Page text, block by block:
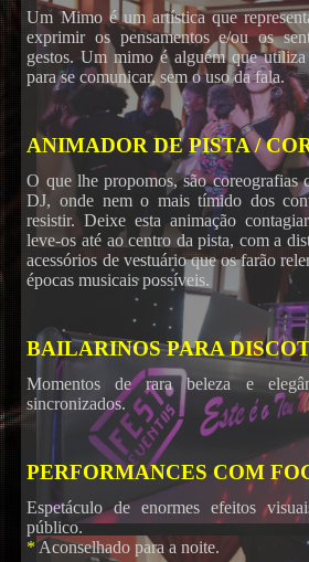
Um Mimo é um artística que
exprimir os pensamentos e/ou os
gestos. Um mimo é alguém que
para se comunicar, sem o uso da fala.
ANIMADOR DE PISTA /
O que lhe propomos, são coreografias
DJ, onde nem o mais tímido dos
resistir. Deixe esta animação
leve-os até ao centro da pista, com a
acessórios de vestuário que os farão
épocas musicais possíveis.
BAILARINOS PARA
Momentos de rara beleza e
sincronizados.
PERFORMANCES COM
Espetáculo de enormes efeitos
público.
*Aconselhado para a noite.